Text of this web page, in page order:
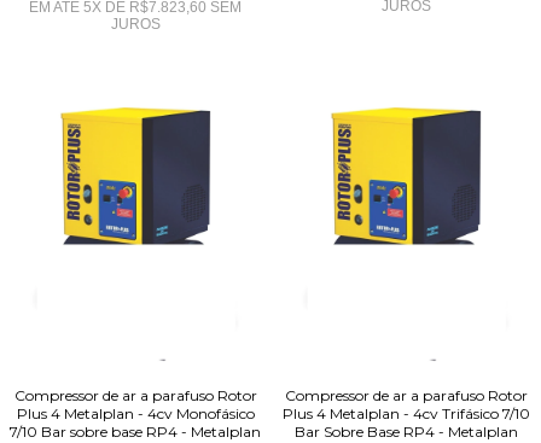
EM ATÉ 5X DE R$7.823,60 SEM
JUROS
JUROS
Compressor de ar a parafuso Rotor
Plus 4 Metalplan - 4cv Monofásico
7/10 Bar sobre base RP4 - Metalplan
Compressor de ar a parafuso Rotor
Plus 4 Metalplan - 4cv Trifásico 7/10
Bar Sobre Base RP4 - Metalplan